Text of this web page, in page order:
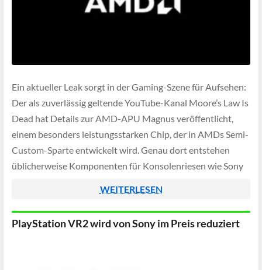
Ein aktueller Leak sorgt in der Gaming-Szene für Aufsehen:
Der als zuverlässig geltende YouTube-Kanal Moore’s Law Is
Dead hat Details zur AMD-APU Magnus veröffentlicht,
einem besonders leistungsstarken Chip, der in AMDs Semi-
Custom-Sparte entwickelt wird. Genau dort entstehen
üblicherweise Komponenten für Konsolenriesen wie Sony
WEITERLESEN
PlayStation VR2 wird von Sony im Preis reduziert